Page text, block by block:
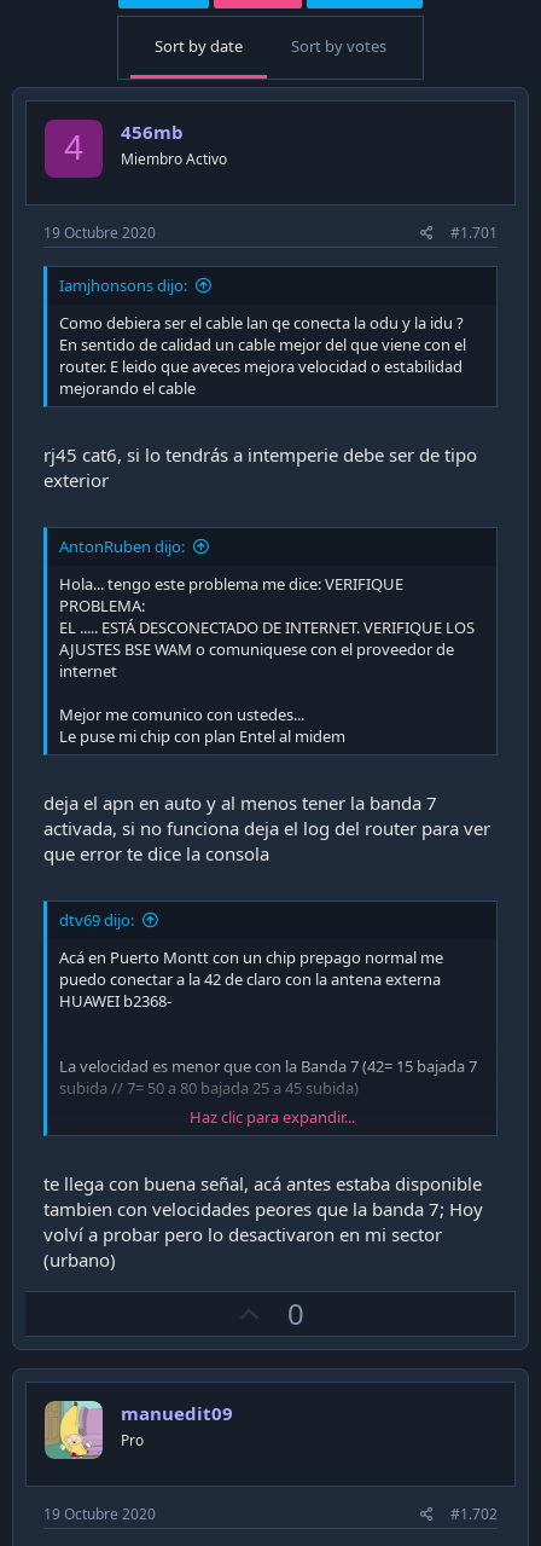
Sort by date Sort by votes
4 456mb
Miembro Activo
19 Octubre 2020 #1.701
Iamjhonsons dijo:
Como debiera ser el cable lan qe conecta la odu y la idu ?
En sentido de calidad un cable mejor del que viene con el
router. E leido que aveces mejora velocidad o estabilidad
mejorando el cable
rj45 cat6, si lo tendrás a intemperie debe ser de tipo
exterior
AntonRuben dijo:
Hola... tengo este problema me dice: VERIFIQUE
PROBLEMA:
EL ..... ESTÁ DESCONECTADO DE INTERNET. VERIFIQUE LOS
AJUSTES BSE WAM o comuniquese con el proveedor de
internet
Mejor me comunico con ustedes...
Le puse mi chip con plan Entel al midem
deja el apn en auto y al menos tener la banda 7
activada, si no funciona deja el log del router para ver
que error te dice la consola
dtv69 dijo:
Acá en Puerto Montt con un chip prepago normal me
puedo conectar a la 42 de claro con la antena externa
HUAWEI b2368-
La velocidad es menor que con la Banda 7 (42= 15 bajada 7
subida // 7= 50 a 80 bajada 25 a 45 subida)
Esto en carretera austral km 39 aprox
Enviado desde mi iPhone utilizando Tapatalk
Haz clic para expandir...
te llega con buena señal, acá antes estaba disponible
tambien con velocidades peores que la banda 7; Hoy
volví a probar pero lo desactivaron en mi sector
(urbano)
p
v
0
manuedit09
Pro
19 Octubre 2020 #1.702